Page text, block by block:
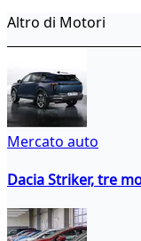
Altro di Motori
Mercato auto
Dacia Striker, tre